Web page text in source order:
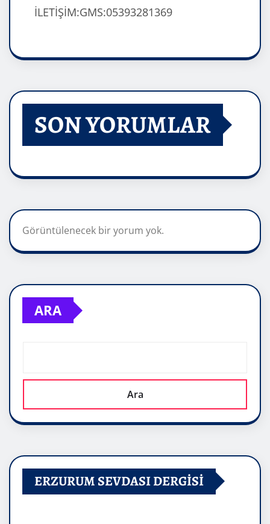
İLETİŞİM:GMS:05393281369
SON YORUMLAR
Görüntülenecek bir yorum yok.
ARA
Ara
ERZURUM SEVDASI DERGİSİ